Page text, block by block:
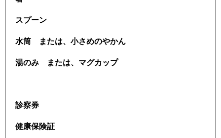
スプーン
水筒 または、小さめのやかん
湯のみ または、マグカップ
診察券
健康保険証